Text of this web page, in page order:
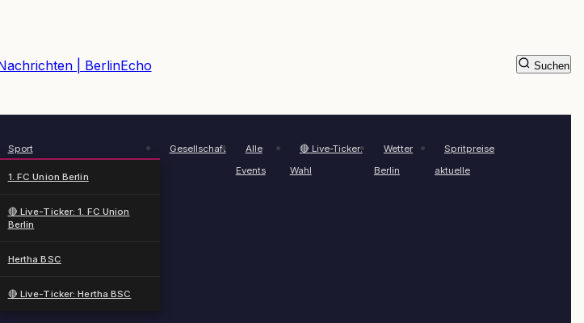
Sport
1. FC Union Berlin
🔴 Live-Ticker: 1. FC Union
Berlin
Hertha BSC
🔴 Live-Ticker: Hertha BSC
Gesellschaft
Alle
Events
🔴 Live-Ticker:
Wahl
Wetter
Berlin
Spritpreise
aktuelle
Suchen